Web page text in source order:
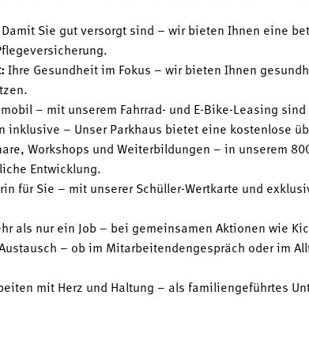
Damit Sie gut versorgt sind – wir bieten Ihnen eine
Ihre Gesundheit im Fokus – wir bieten Ihnen
– mit unserem Fahrrad- und E-Bike-Leasing
inklusive – Unser Parkhaus bietet eine kostenlose
Workshops und Weiterbildungen – in unserem
Entwicklung.
für Sie – mit unserer Schüller-Wertkarte und
als nur ein Job – bei gemeinsamen Aktionen wie
– ob im Mitarbeitendengespräch oder im
mit Herz und Haltung – als familiengeführtes